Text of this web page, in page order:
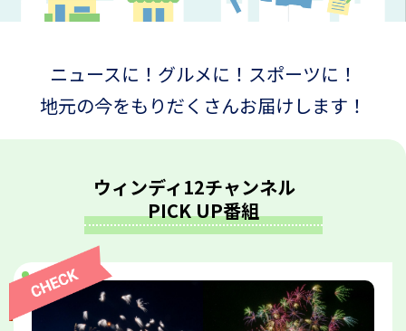
ニュースに！グルメに！スポーツに！
地元の今をもりだくさんお届けします！
ウィンディ12チャンネル
PICK UP番組